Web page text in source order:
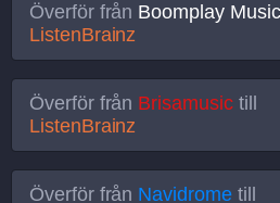
Överför från Boomplay Music
ListenBrainz
Överför från Brisamusictill
ListenBrainz
Överför från Navidrometill